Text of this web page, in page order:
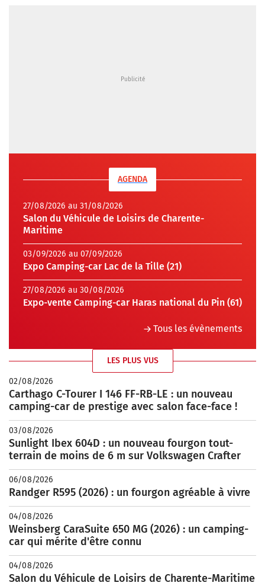
AGENDA
27/08/2026 au 31/08/2026
Salon du Véhicule de Loisirs de Charente-
Maritime
03/09/2026 au 07/09/2026
Expo Camping-car Lac de la Tille (21)
27/08/2026 au 30/08/2026
Expo-vente Camping-car Haras national du Pin (61)
Tous les évènements
LES PLUS VUS
02/08/2026
Carthago C-Tourer I 146 FF-RB-LE : un nouveau
camping-car de prestige avec salon face-face !
03/08/2026
Sunlight Ibex 604D : un nouveau fourgon tout-
terrain de moins de 6 m sur Volkswagen Crafter
06/08/2026
Randger R595 (2026) : un fourgon agréable à vivre
04/08/2026
Weinsberg CaraSuite 650 MG (2026) : un camping-
car qui mérite d'être connu
04/08/2026
Salon du Véhicule de Loisirs de Charente-Maritime